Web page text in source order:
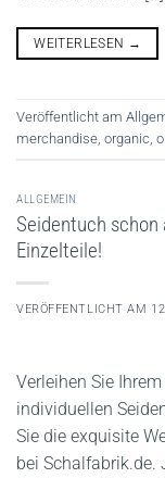
WEITERLESEN →
Veröffentlicht am
merchandise, organic,
ALLGEMEIN
Seidentuch
Einzelteile!
VERÖFFENTLICHT AM
Verleihen Sie
individuellen
Sie die exquisite
bei